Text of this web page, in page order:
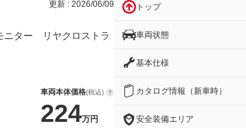
更新 : 2026/06/09
ター リヤクロストラ
車両本体価格(税込)
224万円
トップ
車両状態
基本仕様
カタログ情報（新車時）
安全装備エリア